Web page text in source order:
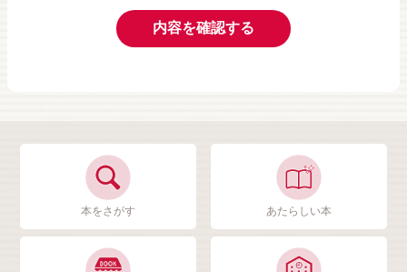
内容を確認する
本をさがす あたらしい本